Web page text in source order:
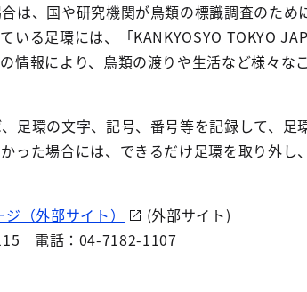
は、国や研究機関が鳥類の標識調査のため
いる足環には、「KANKYOSYO TOKYO
情報により、鳥類の渡りや生活など様々な
足環の文字、記号、番号等を記録して、足
った場合には、できるだけ足環を取り外し
（外部サイト）
(外部サイト)
電話：04-7182-1107